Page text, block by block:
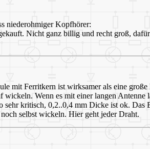
niederohmiger Kopfhörer:
Nicht ganz billig und recht groß,
mit Ferritkern ist wirksamer als eine
Wenn es mit einer langen
kritisch, 0,2..0,4 mm Dicke ist ok.
selbst wickeln. Hier geht jeder Draht.